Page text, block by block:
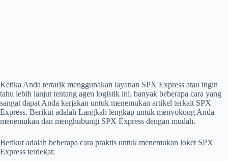
Ketika Anda tertarik menggunakan layanan SPX Express atau ingin
tahu lebih lanjut tentang agen logistik ini, banyak beberapa cara yang
sangat dapat Anda kerjakan untuk menemukan artikel terkait SPX
Express. Berikut adalah Langkah lengkap untuk menyokong Anda
menemukan dan menghubungi SPX Express dengan mudah.
Berikut adalah beberapa cara praktis untuk menemukan loket SPX
Express terdekat: